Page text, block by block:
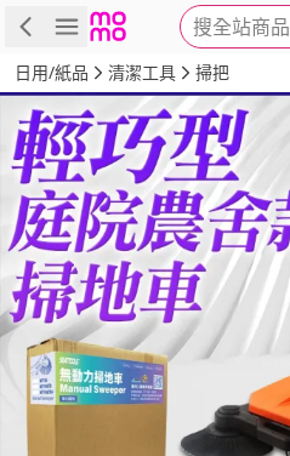
搜全站商品
商品 評價 詳情
日用/紙品 清潔工具 掃把